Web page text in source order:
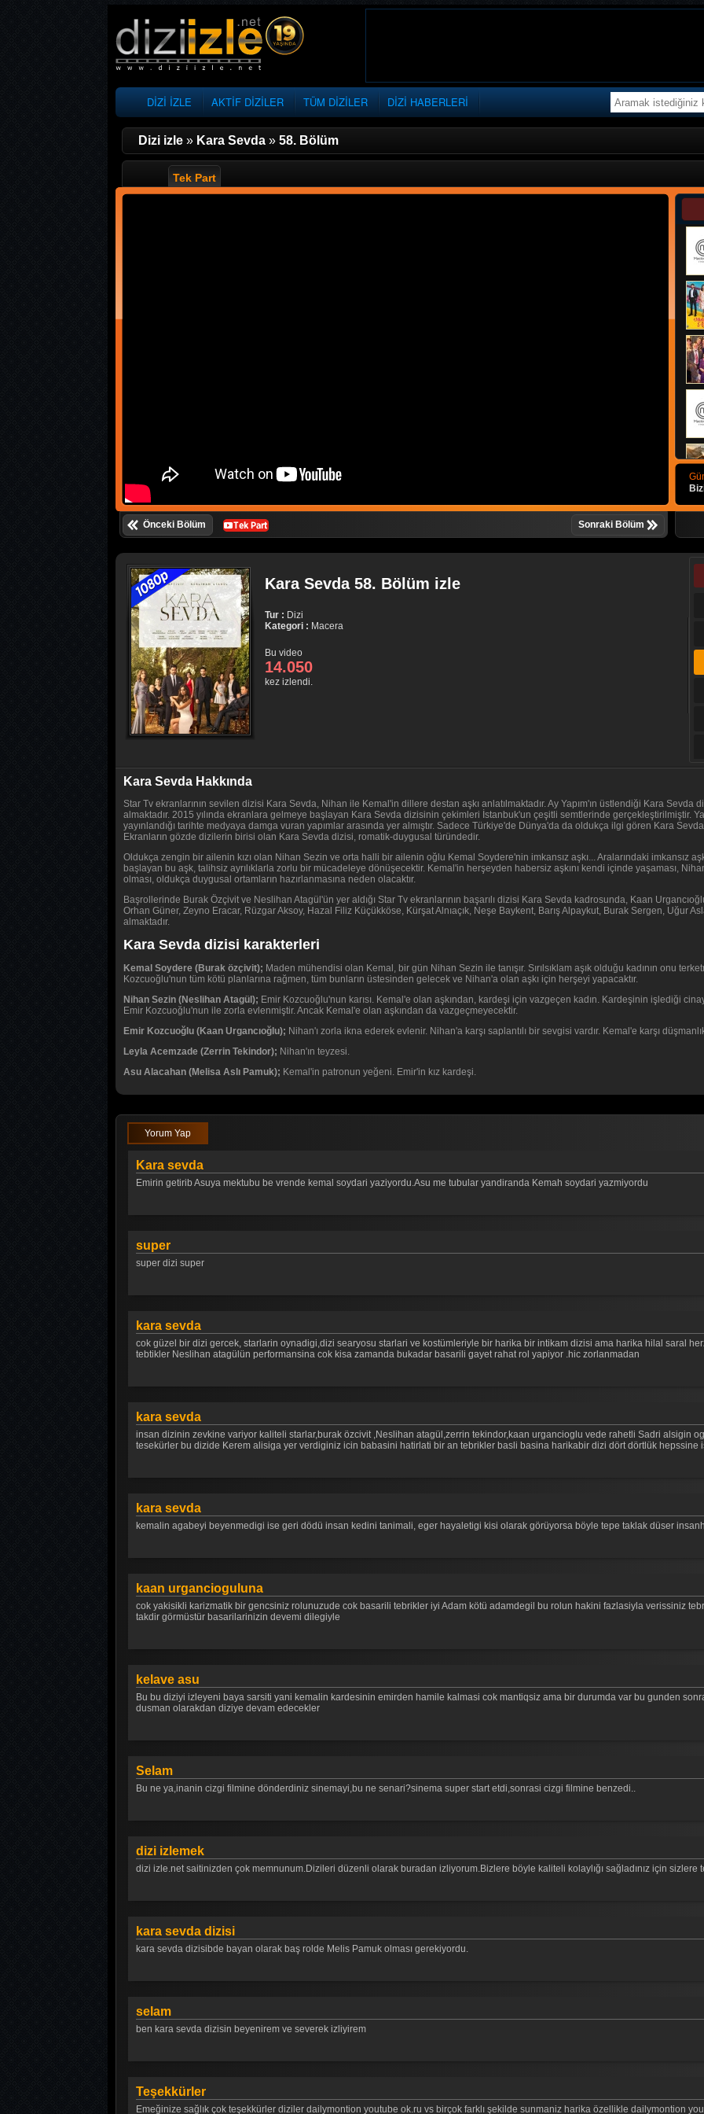
DİZİ İZLE AKTİF DİZİLER TÜM DİZİLER DİZİ HABERLERİ
Dizi izle » Kara Sevda » 58. Bölüm
Tek Part
Önceki Bölüm Sonraki Bölüm
Kara Sevda 58. Bölüm izle
Tur : Dizi
Kategori : Macera
Bu video
14.050
kez izlendi.
Kara Sevda Hakkında
Star Tv ekranlarının sevilen dizisi Kara Sevda, Nihan ile Kemal'in dillere destan aşkı anlatılmaktadır. Ay Yapım'ın üstlendiği Kara
almaktadır. 2015 yılında ekranlara gelmeye başlayan Kara Sevda dizisinin çekimleri İstanbuk'un çeşitli semtlerinde gerçekleştirilmiştir.
yayınlandığı tarihte medyaya damga vuran yapımlar arasında yer almıştır. Sadece Türkiye'de Dünya'da da oldukça ilgi gören Kara
Ekranların gözde dizilerin birisi olan Kara Sevda dizisi, romatik-duygusal türündedir.
Oldukça zengin bir ailenin kızı olan Nihan Sezin ve orta halli bir ailenin oğlu Kemal Soydere'nin imkansız aşkı... Aralarındaki imkansız
başlayan bu aşk, talihsiz ayrılıklarla zorlu bir mücadeleye dönüşecektir. Kemal'in herşeyden habersiz aşkını kendi içinde yaşaması,
olması, oldukça duygusal ortamların hazırlanmasına neden olacaktır.
Başrollerinde Burak Özçivit ve Neslihan Atagül'ün yer aldığı Star Tv ekranlarının başarılı dizisi Kara Sevda kadrosunda, Kaan
Orhan Güner, Zeyno Eracar, Rüzgar Aksoy, Hazal Filiz Küçükköse, Kürşat Alnıaçık, Neşe Baykent, Barış Alpaykut, Burak Sergen, Uğur
almaktadır.
Kara Sevda dizisi karakterleri
Kemal Soydere (Burak özçivit); Maden mühendisi olan Kemal, bir gün Nihan Sezin ile tanışır. Sırılsıklam aşık olduğu kadının onu
Kozcuoğlu'nun tüm kötü planlarına rağmen, tüm bunların üstesinden gelecek ve Nihan'a olan aşkı için herşeyi yapacaktır.
Nihan Sezin (Neslihan Atagül); Emir Kozcuoğlu'nun karısı. Kemal'e olan aşkından, kardeşi için vazgeçen kadın. Kardeşinin işlediği
Emir Kozcuoğlu'nun ile zorla evlenmiştir. Ancak Kemal'e olan aşkından da vazgeçmeyecektir.
Emir Kozcuoğlu (Kaan Urgancıoğlu); Nihan'ı zorla ikna ederek evlenir. Nihan'a karşı saplantılı bir sevgisi vardır. Kemal'e karşı
Leyla Acemzade (Zerrin Tekindor); Nihan'ın teyzesi.
Asu Alacahan (Melisa Aslı Pamuk); Kemal'in patronun yeğeni. Emir'in kız kardeşi.
Yorum Yap
Kara sevda
Emirin getirib Asuya mektubu be vrende kemal soydari yaziyordu.Asu me tubular yandiranda Kemah soydari yazmiyordu
super
super dizi super
kara sevda
cok güzel bir dizi gercek, starlarin oynadigi,dizi searyosu starlari ve kostümleriyle bir harika bir intikam dizisi ama harika hilal saral
tebtikler Neslihan atagülün performansina cok kisa zamanda bukadar basarili gayet rahat rol yapiyor .hic zorlanmadan
kara sevda
insan dizinin zevkine variyor kaliteli starlar,burak özcivit ,Neslihan atagül,zerrin tekindor,kaan urgancioglu vede rahetli Sadri alsigin
tesekürler bu dizide Kerem alisiga yer verdiginiz icin babasini hatirlati bir an tebrikler basli basina harikabir dizi dört dörtlük hepssine
kara sevda
kemalin agabeyi beyenmedigi ise geri dödü insan kedini tanimali, eger hayaletigi kisi olarak görüyorsa böyle tepe taklak düser
kaan urgancioguluna
cok yakisikli karizmatik bir gencsiniz rolunuzude cok basarili tebrikler iyi Adam kötü adamdegil bu rolun hakini fazlasiyla verissiniz
takdir görmüstür basarilarinizin devemi dilegiyle
kelave asu
Bu bu diziyi izleyeni baya sarsiti yani kemalin kardesinin emirden hamile kalmasi cok mantiqsiz ama bir durumda var bu gunden
dusman olarakdan diziye devam edecekler
Selam
Bu ne ya,inanin cizgi filmine dönderdiniz sinemayi,bu ne senari?sinema super start etdi,sonrasi cizgi filmine benzedi..
dizi izlemek
dizi izle.net saitinizden çok memnunum.Dizileri düzenli olarak buradan izliyorum.Bizlere böyle kaliteli kolaylığı sağladınız için sizlere
kara sevda dizisi
kara sevda dizisibde bayan olarak baş rolde Melis Pamuk olması gerekiyordu.
selam
ben kara sevda dizisin beyenirem ve severek izliyirem
Teşekkürler
Emeğinize sağlık çok teşekkürler diziler dailymontion youtube ok.ru vs birçok farklı şekilde sunmaniz harika özellikle dailymontion